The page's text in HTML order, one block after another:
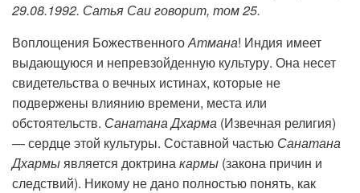
29.08.1992. Сатья Саи говорит, том 25.
Воплощения БожественногоАтмана! Индия имеет
выдающуюся и непревзойденную культуру. Она несет
свидетельства о вечных истинах, которые не
подвержены влиянию времени, места или
обстоятельств. Санатана Дхарма (Извечная религия)
— сердце этой культуры. Составной частью Санатана
Дхармыявляется доктринакармы (закона причин и
следствий). Никому не дано полностью понять, как